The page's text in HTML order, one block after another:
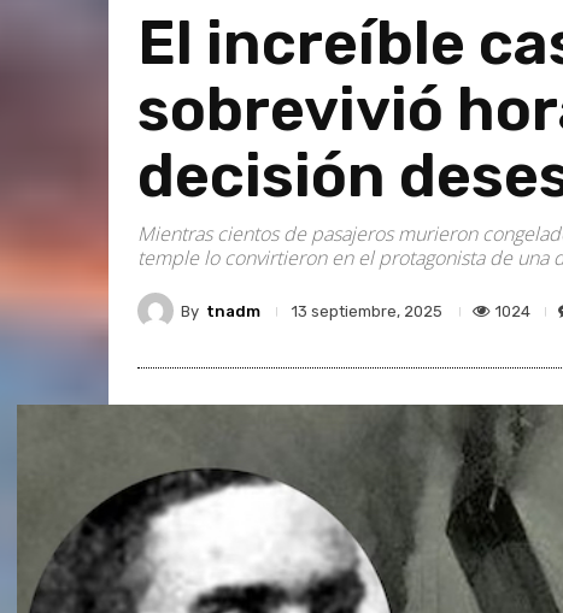
El increíble
sobrevivió
decisión
Mientras cientos de pasajeros murieron
temple lo convirtieron en el protagonista de una
By tnadm 13 septiembre, 2025 1024